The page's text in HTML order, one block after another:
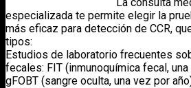
especializada te permite elegir la
más eficaz para detección de CCR,
tipos:
Estudios de laboratorio frecuentes
fecales: FIT (inmunoquímica fecal,
gFOBT (sangre oculta, una vez por